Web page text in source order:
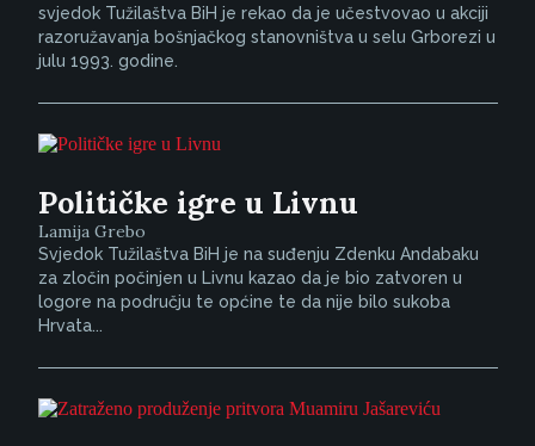
svjedok Tužilaštva BiH je rekao da je učestvovao u akciji
razoružavanja bošnjačkog stanovništva u selu Grborezi u
julu 1993. godine.
Političke igre u Livnu
Lamija Grebo
Svjedok Tužilaštva BiH je na suđenju Zdenku Andabaku
za zločin počinjen u Livnu kazao da je bio zatvoren u
logore na području te općine te da nije bilo sukoba
Hrvata...